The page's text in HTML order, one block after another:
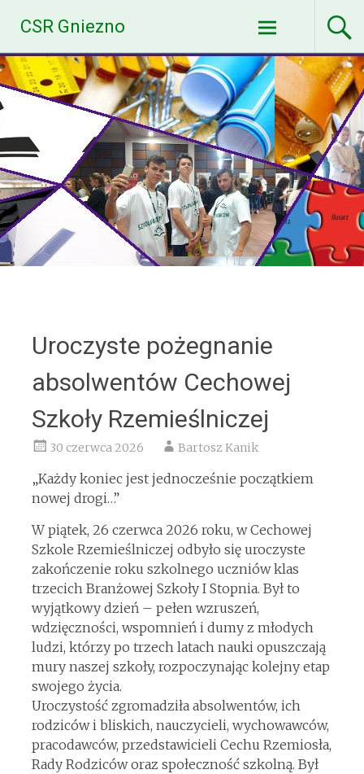
content
CSR Gniezno
Uroczyste pożegnanie
absolwentów Cechowej
Szkoły Rzemieślniczej
30 czerwca 2026 Bartosz Kanik
„Każdy koniec jest jednocześnie początkiem
nowej drogi…”
W piątek, 26 czerwca 2026 roku, w Cechowej
Szkole Rzemieślniczej odbyło się uroczyste
zakończenie roku szkolnego uczniów klas
trzecich Branżowej Szkoły I Stopnia. Był to
wyjątkowy dzień – pełen wzruszeń,
wdzięczności, wspomnień i dumy z młodych
ludzi, którzy po trzech latach nauki opuszczają
mury naszej szkoły, rozpoczynając kolejny etap
swojego życia.
Uroczystość zgromadziła absolwentów, ich
rodziców i bliskich, nauczycieli, wychowawców,
pracodawców, przedstawicieli Cechu Rzemiosła,
Rady Rodziców oraz społeczność szkolną. Był